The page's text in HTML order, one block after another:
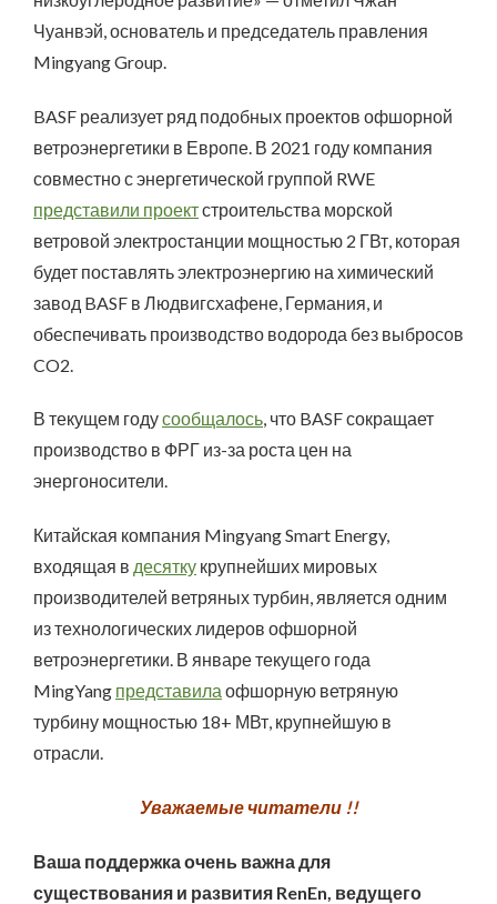
Чуанвэй, основатель и председатель правления
Mingyang Group.
BASF реализует ряд подобных проектов офшорной
ветроэнергетики в Европе. В 2021 году компания
совместно с энергетической группой RWE
представили проектстроительства морской
ветровой электростанции мощностью 2 ГВт, которая
будет поставлять электроэнергию на химический
завод BASF в Людвигсхафене, Германия, и
обеспечивать производство водорода без выбросов
CO2.
В текущем годусообщалось, что BASF сокращает
производство в ФРГ из-за роста цен на
энергоносители.
Китайская компания Mingyang Smart Energy,
входящая в десятку крупнейших мировых
производителей ветряных турбин, является одним
из технологических лидеров офшорной
ветроэнергетики. В январе текущего года
MingYang представила офшорную ветряную
турбину мощностью 18+ МВт, крупнейшую в
отрасли.
Уважаемые читатели !!
Ваша поддержка очень важна для
существования и развития RenEn, ведущего